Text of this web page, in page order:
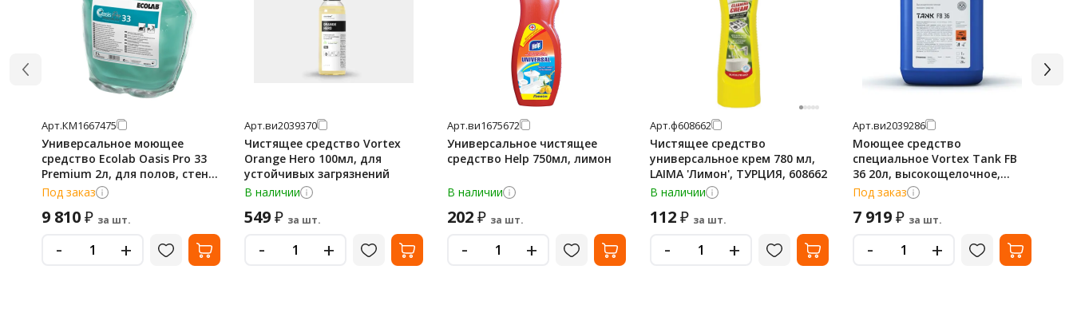
Арт.КМ1667475
Универсальное моющее
средство Ecolab Oasis Pro 33
Premium 2л, для полов, стен,
оборудования, 9053570
Под заказ
9 810₽ за шт.
- +
Арт.ви2039370
Чистящее средство Vortex
Orange Hero 100мл, для
устойчивых загрязнений
В наличии
549₽ за шт.
- +
Арт.ви1675672
Универсальное чистящее
средство Help 750мл, лимон
В наличии
202₽ за шт.
- +
Арт.ф608662
Чистящее средство
универсальное крем 780 мл,
LAIMA 'Лимон', ТУРЦИЯ, 608662
В наличии
112₽ за шт.
- +
Арт.ви2039286
Моющее средство
специальное Vortex Tank FB
36 20л, высокощелочное,
пенное
Под заказ
7 919₽ за шт.
- +